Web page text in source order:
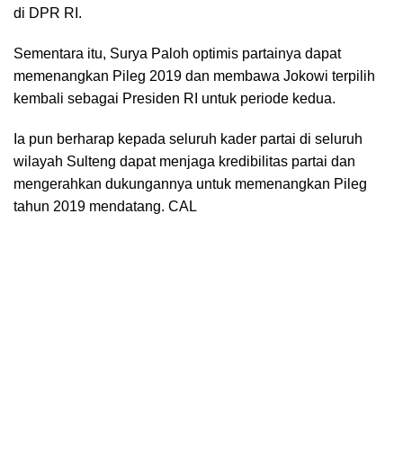
di DPR RI.
Sementara itu, Surya Paloh optimis partainya dapat
memenangkan Pileg 2019 dan membawa Jokowi terpilih
kembali sebagai Presiden RI untuk periode kedua.
Ia pun berharap kepada seluruh kader partai di seluruh
wilayah Sulteng dapat menjaga kredibilitas partai dan
mengerahkan dukungannya untuk memenangkan Pileg
tahun 2019 mendatang. CAL